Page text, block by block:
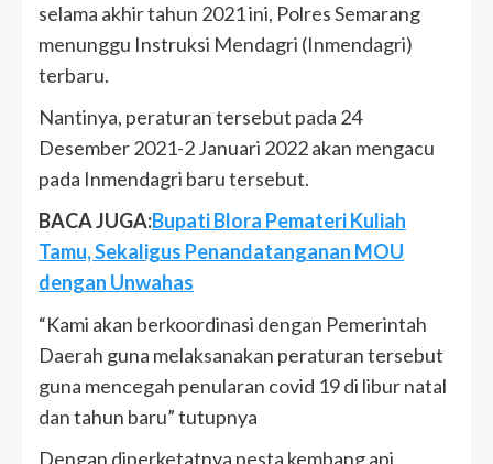
selama akhir tahun 2021 ini, Polres Semarang
menunggu Instruksi Mendagri (Inmendagri)
terbaru.
Nantinya, peraturan tersebut pada 24
Desember 2021-2 Januari 2022 akan mengacu
pada Inmendagri baru tersebut.
BACA JUGA:Bupati Blora Pemateri Kuliah
Tamu, Sekaligus Penandatanganan MOU
dengan Unwahas
“Kami akan berkoordinasi dengan Pemerintah
Daerah guna melaksanakan peraturan tersebut
guna mencegah penularan covid 19 di libur natal
dan tahun baru” tutupnya
Dengan diperketatnya pesta kembang api